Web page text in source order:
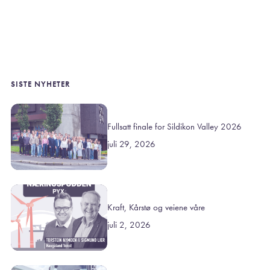
SISTE NYHETER
Fullsatt finale for Sildikon Valley 2026
juli 29, 2026
Kraft, Kårstø og veiene våre
juli 2, 2026